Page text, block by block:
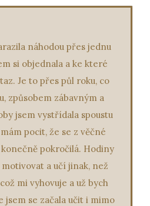
náhodou přes jednu
si objednala a ke které
Je to přes půl roku, co
způsobem zábavným a
jsem vystřídala spoustu
pocit, že se z věčné
pokročilá. Hodiny
a učí jinak, než
mi vyhovuje a už bych
jsem se začala učit i mimo